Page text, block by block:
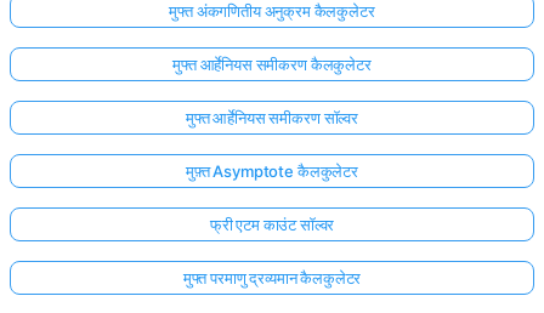
मुफ्त अंकगणितीय अनुक्रम कैलकुलेटर
मुफ्त आर्हेनियस समीकरण कैलकुलेटर
मुफ्त आर्हेनियस समीकरण सॉल्वर
मुफ़्त Asymptote कैलकुलेटर
फ्री एटम काउंट सॉल्वर
मुफ्त परमाणु द्रव्यमान कैलकुलेटर